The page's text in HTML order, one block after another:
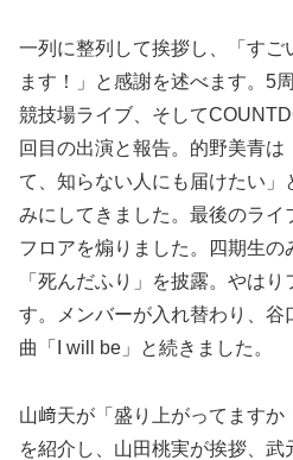
一列に整列して挨拶し、「すご
ます！」と感謝を述べます。5
競技場ライブ、そして
回目の出演と報告。的野美青は
て、知らない人にも届けたい」
みにしてきました。最後のライ
フロアを煽りました。四期生の
「死んだふり」を披露。やは
す。メンバーが入れ替わり、谷
曲「I will be」と続きました。
山﨑天が「盛り上がってます
を紹介し、山田桃実が挨拶、